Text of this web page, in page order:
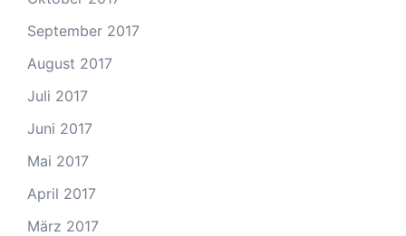
September 2017
August 2017
Juli 2017
Juni 2017
Mai 2017
April 2017
März 2017